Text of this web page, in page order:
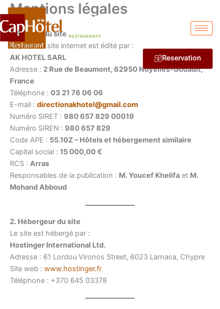
Aller
au
contenu
Reservation
Mentions légales
1. Éditeur du site
Le présent site internet est édité par :
AK HOTEL SARL
Adresse : 2 Rue de Beaumont, 62950 Noyelles-Godault,
France
Téléphone : 03 21 76 06 06
E-mail : directionakhotel@gmail.com
Numéro SIRET : 980 657 829 00019
Numéro SIREN : 980 657 829
Code APE : 55.10Z – Hôtels et hébergement similaire
Capital social : 15 000,00 €
RCS : Arras
Responsables de la publication : M. Youcef Khelifa et M.
Mohand Abboud
2. Hébergeur du site
Le site est hébergé par :
Hostinger International Ltd.
Adresse : 61 Lordou Vironos Street, 6023 Larnaca, Chypre
Site web : www.hostinger.fr
Téléphone : +370 645 03378